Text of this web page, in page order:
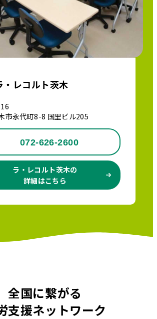
・レコルト茨木
市永代町8-8 国里ビル205
072-626-2600
ラ・レコルト茨木の
詳細はこちら
全国に繋がる
支援ネットワーク